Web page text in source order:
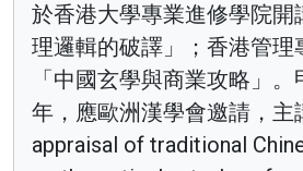
於香港大學專業進修學院開
理邏輯的破譯」；香港管理
「中國玄學與商業攻略」。
年，應歐洲漢學會邀請，
appraisal of traditional